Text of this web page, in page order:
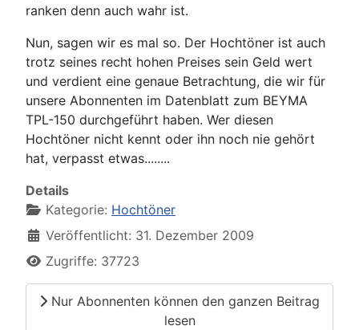
ranken denn auch wahr ist.
Nun, sagen wir es mal so. Der Hochtöner ist auch
trotz seines recht hohen Preises sein Geld wert
und verdient eine genaue Betrachtung, die wir für
unsere Abonnenten im Datenblatt zum BEYMA
TPL-150 durchgeführt haben. Wer diesen
Hochtöner nicht kennt oder ihn noch nie gehört
hat, verpasst etwas........
Details
Kategorie: Hochtöner
Veröffentlicht: 31. Dezember 2009
Zugriffe: 37723
Nur Abonnenten können den ganzen Beitrag
lesen